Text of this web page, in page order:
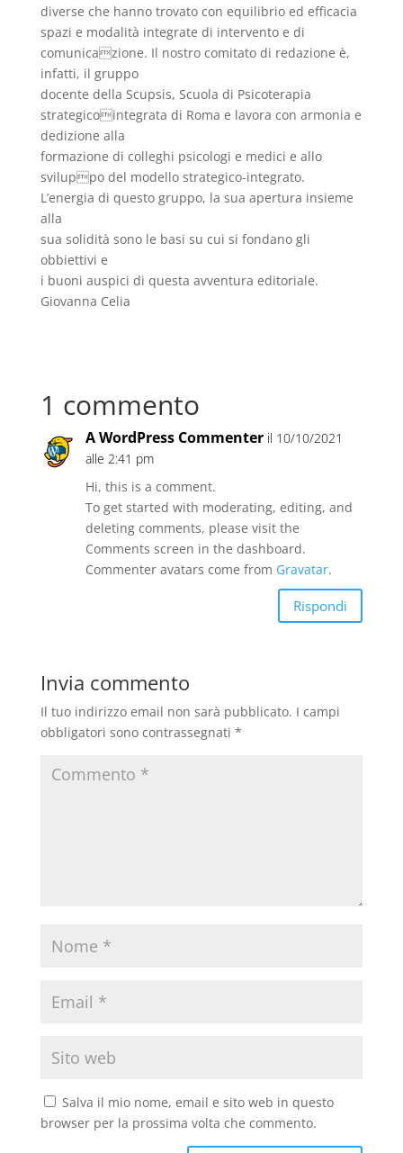
diverse che hanno trovato con equilibrio ed efficacia
spazi e modalità integrate di intervento e di
comunicazione. Il nostro comitato di redazione è,
infatti, il gruppo
docente della Scupsis, Scuola di Psicoterapia
strategicointegrata di Roma e lavora con armonia e
dedizione alla
formazione di colleghi psicologi e medici e allo
sviluppo del modello strategico-integrato.
L’energia di questo gruppo, la sua apertura insieme
alla
sua solidità sono le basi su cui si fondano gli
obbiettivi e
i buoni auspici di questa avventura editoriale.
Giovanna Celia
1 commento
A WordPress Commenter il 10/10/2021
alle 2:41 pm
Hi, this is a comment.
To get started with moderating, editing, and
deleting comments, please visit the
Comments screen in the dashboard.
Commenter avatars come from Gravatar.
Rispondi
Invia commento
Il tuo indirizzo email non sarà pubblicato. I campi
obbligatori sono contrassegnati *
Salva il mio nome, email e sito web in questo
browser per la prossima volta che commento.